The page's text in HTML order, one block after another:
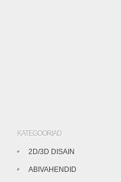
KATEGOORIAD
2D/3D DISAIN
ABIVAHENDID